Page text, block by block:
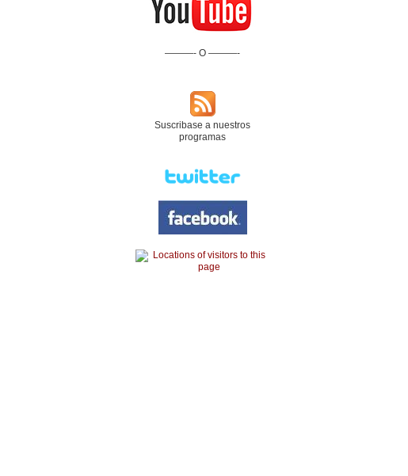
———- O ———-
Suscribase a nuestros
programas